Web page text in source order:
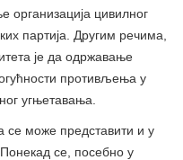
организација цивилног
партија. Другим речима,
је да одржавање
противљења у
угњетавања.
се може представити и у
се, посебно у